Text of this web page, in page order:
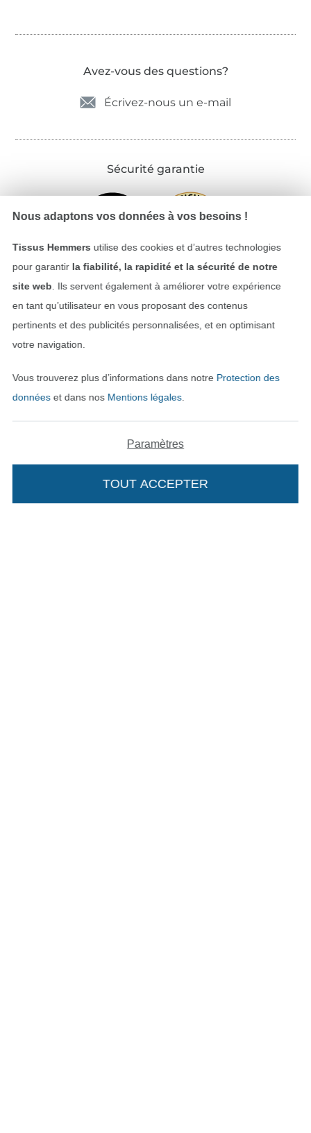
Avez-vous des questions?
Écrivez-nous un e-mail
Sécurité garantie
Payer avec
Nos partenaires logistiques
Nous adaptons vos données à vos besoins !
Tissus Hemmers utilise des cookies et d’autres technologies
pour garantir la fiabilité, la rapidité et la sécurité de notre
site web . Ils servent également à améliorer votre expérience
en tant qu’utilisateur en vous proposant des contenus
pertinents et des publicités personnalisées, et en optimisant
votre navigation.
Vous trouverez plus d’informations dans notre Protection des
donnéeset dans nos Mentions légales.
Paramètres
TOUT ACCEPTER